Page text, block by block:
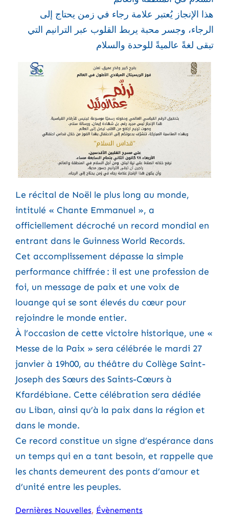
هذا الإنجاز يُعتبر علامة رجاء في زمن يحتاج إلى
الرجاء، وجسر محبة يربط القلوب عبر الترانيم التي
تبقى لغةً عالميةً للوحدة والسلام
Le récital de Noël le plus long au monde,
intitulé « Chante Emmanuel », a
officiellement décroché un record mondial en
entrant dans le Guinness World Records.
Cet accomplissement dépasse la simple
performance chiffrée : il est une profession de
foi, un message de paix et une voix de
louange qui se sont élevés du cœur pour
rejoindre le monde entier.
À l’occasion de cette victoire historique, une «
Messe de la Paix » sera célébrée le mardi 27
janvier à 19h00, au théâtre du Collège Saint-
Joseph des Sœurs des Saints-Cœurs à
Kfardébiane. Cette célébration sera dédiée
au Liban, ainsi qu’à la paix dans la région et
dans le monde.
Ce record constitue un signe d’espérance dans
un temps qui en a tant besoin, et rappelle que
les chants demeurent des ponts d’amour et
d’unité entre les peuples.
Dernières Nouvelles, Évènements